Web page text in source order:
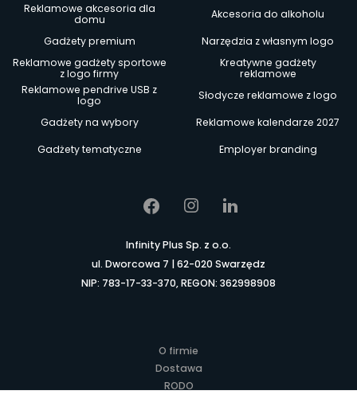
Reklamowe akcesoria dla
domu
Akcesoria do alkoholu
Gadżety premium
Narzędzia z własnym logo
Reklamowe gadżety sportowe
z logo firmy
Kreatywne gadżety
reklamowe
Reklamowe pendrive USB z
logo
Słodycze reklamowe z logo
Gadżety na wybory
Reklamowe kalendarze 2027
Gadżety tematyczne
Employer branding
Infinity Plus Sp. z o.o.
ul. Dworcowa 7 | 62-020 Swarzędz
NIP: 783-17-33-370, REGON: 362998908
O firmie
Dostawa
RODO